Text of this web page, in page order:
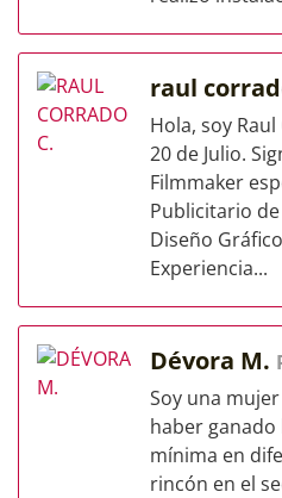
raul
Hola, soy
20 de Julio.
Filmmaker
Publicitario
Diseño
Experiencia...
Dévora M.
Soy una
haber
mínima en
rincón en el